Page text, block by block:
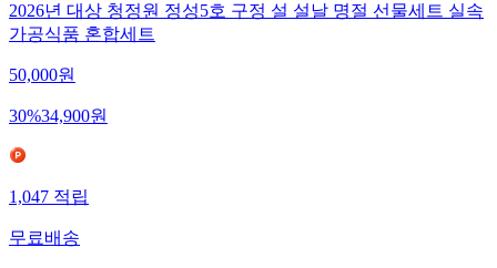
2026년 대상 청정원 정성5호 구정 설 설날 명절 선물세트 실속
가공식품 혼합세트
50,000원
30%34,900원
1,047 적립
무료배송